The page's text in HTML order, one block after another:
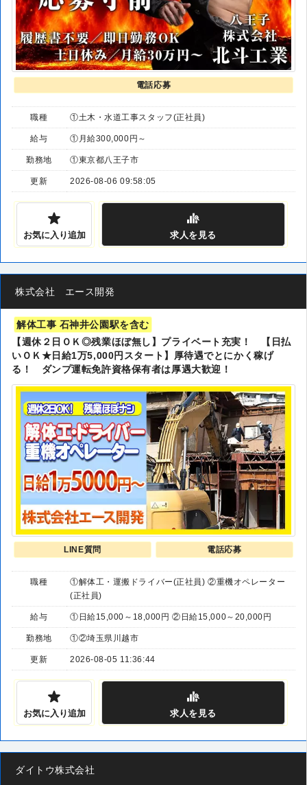
電話応募
職種 ①土木・水道工事スタッフ(正社員)
給与 ①月給300,000円～
勤務地 ①東京都八王子市
更新 2026-08-06 09:58:05
お気に入り追加 求人 を見る
株式会社 エース開発
解体工事 石神井公園駅を含む
【週休２日ＯＫ◎残業ほぼ無し】プライベート充実！ 【日払
いＯＫ★日給1万5,000円スタート】厚待遇でとにかく稼げ
る！ ダンプ運転免許資格保有者は厚遇大歓迎！
LINE質問 電話応募
職種
①解体工・運搬ドライバー(正社員) ②重機オペレーター
(正社員)
給与 ①日給15,000～18,000円 ②日給15,000～20,000円
勤務地 ①②埼玉県川越市
更新 2026-08-05 11:36:44
お気に入り追加 求人 を見る
ダイトウ株式会社